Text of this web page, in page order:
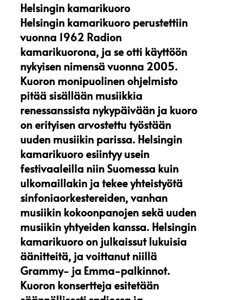
Helsingin kamarikuoro
Helsingin kamarikuoro perustettiin
vuonna 1962 Radion
kamarikuorona, ja se otti käyttöön
nykyisen nimensä vuonna 2005.
Kuoron monipuolinen ohjelmisto
pitää sisällään musiikkia
renessanssista nykypäivään ja kuoro
on erityisen arvostettu työstään
uuden musiikin parissa. Helsingin
kamarikuoro esiintyy usein
festivaaleilla niin Suomessa kuin
ulkomaillakin ja tekee yhteistyötä
sinfoniaorkestereiden, vanhan
musiikin kokoonpanojen sekä uuden
musiikin yhtyeiden kanssa. Helsingin
kamarikuoro on julkaissut lukuisia
äänitteitä, ja voittanut niillä
Grammy- ja Emma-palkinnot.
Kuoron konsertteja esitetään